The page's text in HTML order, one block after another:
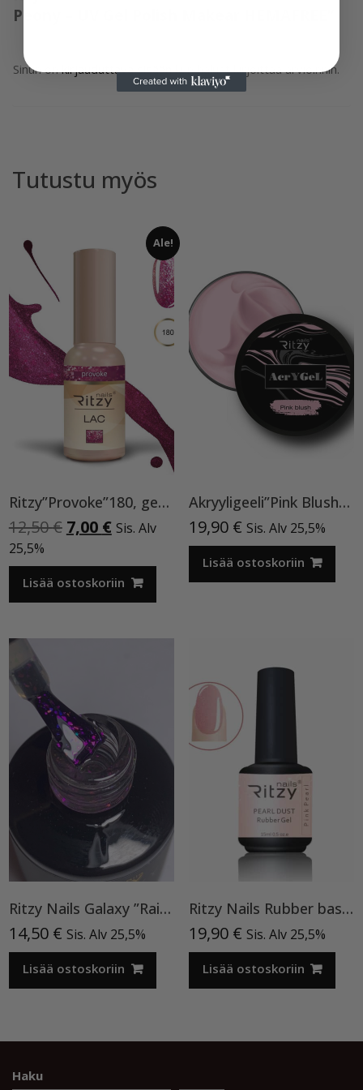
Peony – UV Gel Polish Makear HEMAFREE”
Sinun onkirjauduttava sisäänkun haluat kirjoittaa arvioinnin.
Tutustu myös
Ale!
Ritzy”Provoke”180, geelilakka
12,50€ Alkuperäinen
oli:
12,50 €.
7,00 €Nykyinen
on:
7,00 €.
Sis. Alv
25,5%
Lisää ostoskoriin
Akryyligeeli”Pink Blush”15ml
19,90 € Sis. Alv 25,5%
Lisää ostoskoriin
Ritzy Nails Galaxy ”Rainbow” 8ml
14,50 € Sis. Alv 25,5%
Lisää ostoskoriin
Ritzy Nails Rubber base ”Pink Pearl” pohjageeli, 15 ml
19,90 € Sis. Alv 25,5%
Lisää ostoskoriin
Haku